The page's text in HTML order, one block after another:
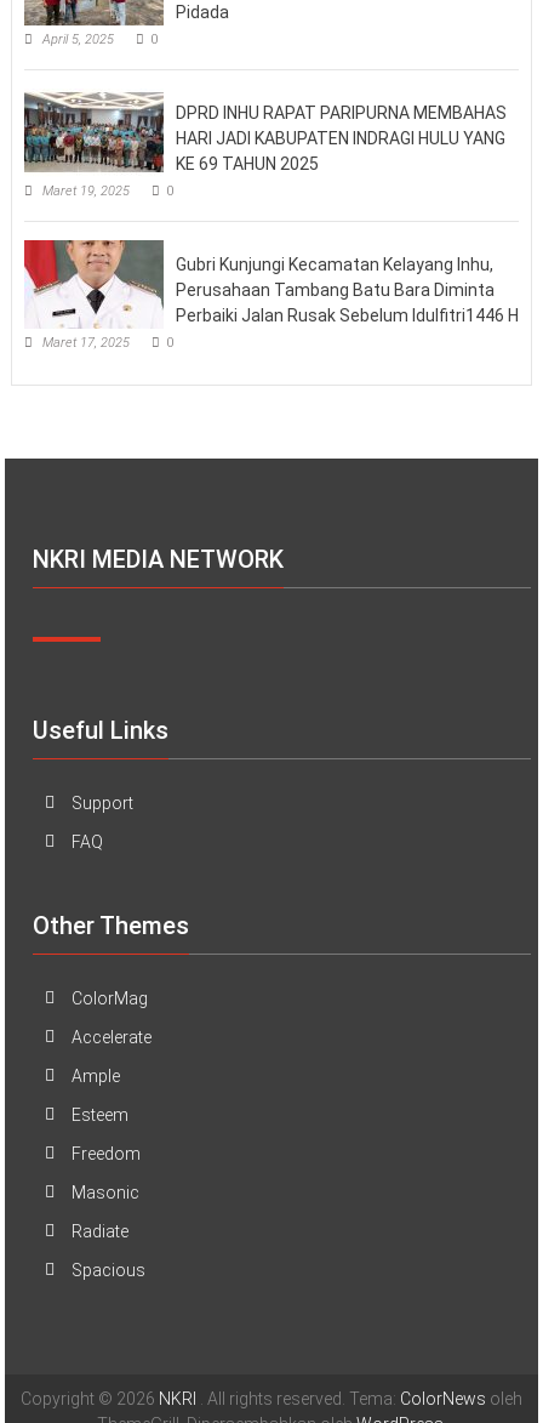
Pidada
April 5, 2025 0
DPRD INHU RAPAT PARIPURNA MEMBAHAS
HARI JADI KABUPATEN INDRAGI HULU YANG
KE 69 TAHUN 2025
Maret 19, 2025 0
Gubri Kunjungi Kecamatan Kelayang Inhu,
Perusahaan Tambang Batu Bara Diminta
Perbaiki Jalan Rusak Sebelum Idulfitri1446 H
Maret 17, 2025 0
NKRI MEDIA NETWORK
Useful Links
Support
FAQ
Other Themes
ColorMag
Accelerate
Ample
Esteem
Freedom
Masonic
Radiate
Spacious
Copyright © 2026 NKRI . All rights reserved. Tema: ColorNews oleh